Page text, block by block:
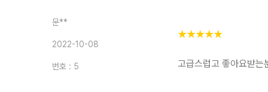
문**
2022-10-08
번호 : 5
★★★★★
고급스럽고 좋아요받